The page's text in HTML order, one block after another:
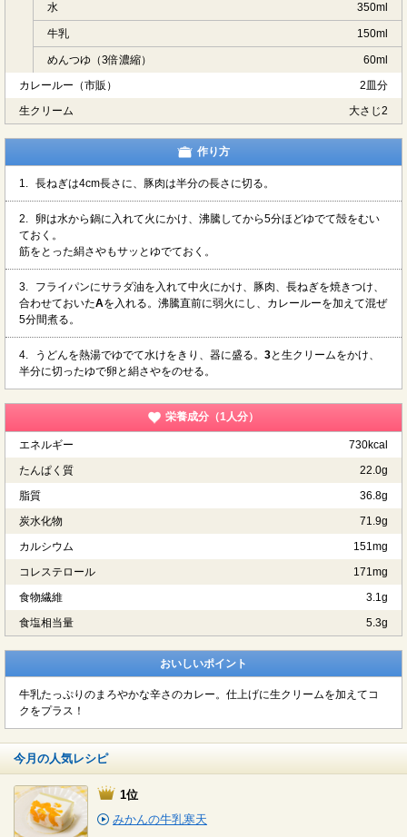
水 350ml
牛乳 150ml
めんつゆ（3倍濃縮）
60ml
カレールー（市販）
2皿分
生クリーム
大さじ2
作り方
1. 長ねぎは4cm長さに、豚肉は半分の長さに切る。
2.
卵は水から鍋に入れて火にかけ、沸騰してから5分ほどゆでて殻をむい
ておく。
筋をとった絹さやもサッとゆでておく。
3.
フライパンにサラダ油を入れて中火にかけ、豚肉、長ねぎを焼きつけ、
合わせておいたAを入れる。沸騰直前に弱火にし、カレールーを加えて混ぜ
5分間煮る。
4. うどんを熱湯でゆでて水けをきり、器に盛る。 3と生クリームをかけ、
半分に切ったゆで卵と絹さやをのせる。
栄養成分（1人分）
エネルギー
730kcal
たんぱく質
22.0g
脂質
36.8g
炭水化物
71.9g
カルシウム
151mg
コレステロール
171mg
食物繊維
3.1g
食塩相当量
5.3g
おいしいポイント
牛乳たっぷりのまろやかな辛さのカレー。仕上げに生クリームを加えてコ
クをプラス！
今月の人気レシピ
1位
みかんの牛乳寒天